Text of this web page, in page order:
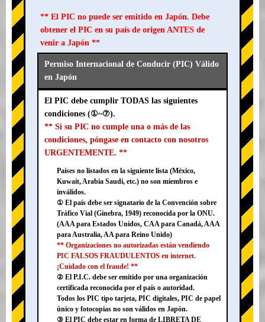
** El PIC no puede ser emitido en Japón. Debe
obtener el PIC en su país de origen ANTES de
venir a Japón **
Permiso Internacional de Conducir (PIC) Válido
en Japón
El PIC debe cumplir TODAS las siguientes
condiciones (①~⑦).
** Si su PIC no cumple una o más de las
condiciones, póngase en contacto con nosotros
URGENTEMENTE. **
Países no listados en la siguiente lista (México,
Kuwait, Arabia Saudí, etc.) no son miembros e
inválidos.
① El país debe ser signatario de la Convención sobre
Tráfico Vial (Ginebra, 1949) reconocida por la ONU.
(AAA para Estados Unidos, CAA para Canadá, AAA
para Australia, AA para Reino Unido)
** Organizaciones no autorizadas están vendiendo
PIC FALSOS FRAUDULENTOS en internet.
¡Cuidado con el fraude! **
② El P.I.C. debe ser emitido por una organización
certificada reconocida por el país o autoridad.
Todos los PIC tipo tarjeta, PIC digitales, PIC de papel
único y fotocopias no son válidos en Japón.
③ El PIC debe estar en forma de LIBRETA DE